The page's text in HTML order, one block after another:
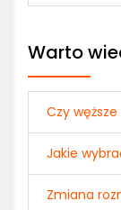
Warto
Czy
Jakie
Zmiana